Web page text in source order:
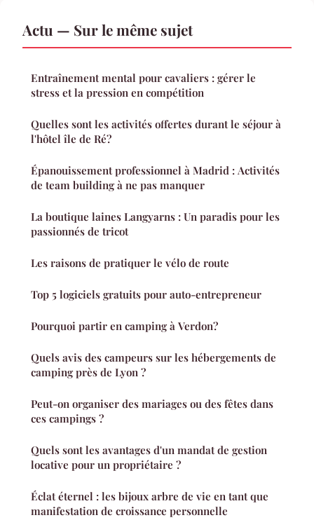
Actu — Sur le même sujet
Entraînement mental pour cavaliers : gérer le
stress et la pression en compétition
Quelles sont les activités offertes durant le séjour à
l'hôtel île de Ré?
Épanouissement professionnel à Madrid : Activités
de team building à ne pas manquer
La boutique laines Langyarns : Un paradis pour les
passionnés de tricot
Les raisons de pratiquer le vélo de route
Top 5 logiciels gratuits pour auto-entrepreneur
Pourquoi partir en camping à Verdon?
Quels avis des campeurs sur les hébergements de
camping près de Lyon ?
Peut-on organiser des mariages ou des fêtes dans
ces campings ?
Quels sont les avantages d'un mandat de gestion
locative pour un propriétaire ?
Éclat éternel : les bijoux arbre de vie en tant que
manifestation de croissance personnelle